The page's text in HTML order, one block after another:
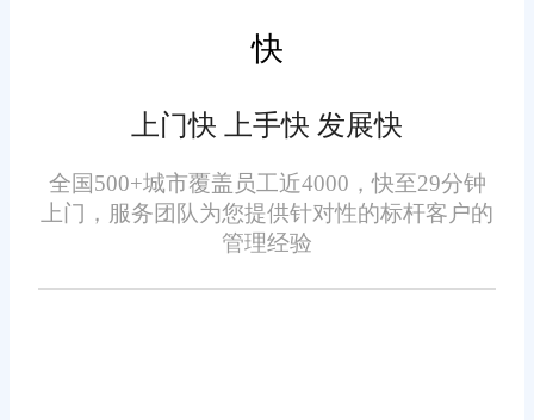
理，如待审核、待付款、待发
货、已完成等，确保订单处理的
准确性和及时性。
库存管理：系统能够实时更
新库存数据，提供准确的库存预
警和补货建议，避免缺货或超卖
情况的发生。同时，系统还支持
批次管理和库存盘点等功能，确
快
上门快 上手快 发展快
全国500+城市覆盖员工近4000，快至29分钟
上门，服务团队为您提供针对性的标杆客户的
管理经验